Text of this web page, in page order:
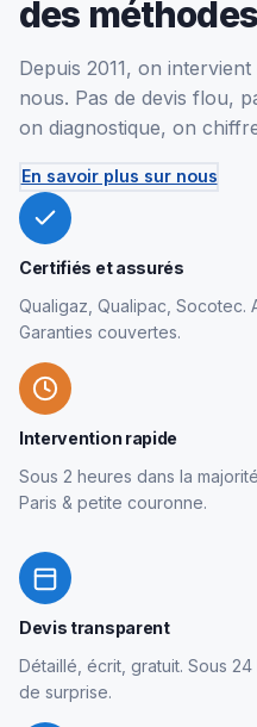
des
Depuis 2011, on
nous. Pas de devis flou,
on diagnostique, on
En savoir plus sur nous
Certifiés et assurés
Qualigaz, Qualipac, Socotec.
Garanties couvertes.
Intervention rapide
Sous 2 heures dans la
Paris & petite couronne.
Devis transparent
Détaillé, écrit, gratuit. Sous
de surprise.